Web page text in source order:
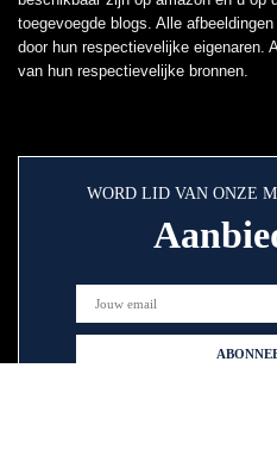
toegevoegde blogs. Alle
door hun respectievelijke eigenaren.
van hun respectievelijke bronnen.
WORD LID VAN ONZE